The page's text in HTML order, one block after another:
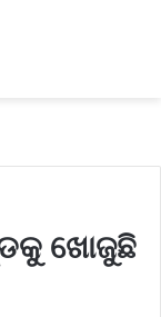
ଖୋଜୁଛି